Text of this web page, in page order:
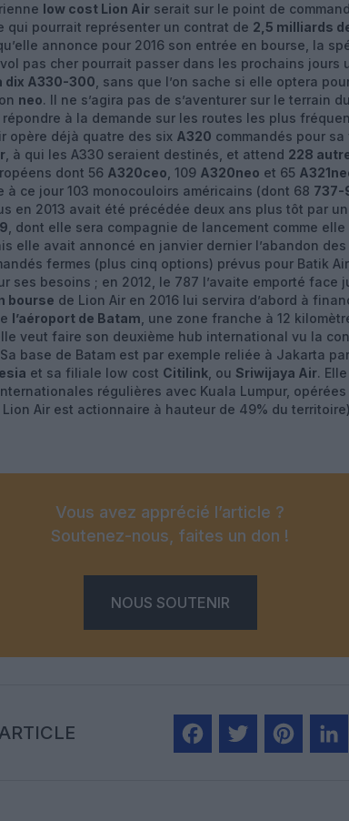
low cost Lion Air serait sur le point de
qui pourrait représenter un contrat de 2,5 milliards
annonce pour 2016 son entrée en bourse, la
pas cher pourrait passer dans les prochains jours
dix A330-300 , sans que l’on sache si elle optera
neo. Il ne s’agira pas de s’aventurer sur le terrain
à la demande sur les routes les plus
opère déjà quatre des six A320 commandés pour
, à qui les A330 seraient destinés, et attend 228
dont 56 A320ceo , 109 A320neo et 65
à ce jour 103 monocouloirs américains (dont 68 737-
en 2013 avait été précédée deux ans plus tôt par
, dont elle sera compagnie de lancement comme
elle avait annoncé en janvier dernier l’abandon
fermes (plus cinq options) prévus pour Batik
ses besoins ; en 2012, le 787 l’avaite emporté face
bourse de Lion Air en 2016 lui servira d’abord à
l’aéroport de Batam , une zone franche à 12
veut faire son deuxième hub international vu la
base de Batam est par exemple reliée à Jakarta
et sa filiale low cost Citilink , ou Sriwijaya Air.
régulières avec Kuala Lumpur, opérées
Lion Air est actionnaire à hauteur de 49% du
Vous avez apprécié l’article ?
Soutenez-nous, faites un don !
NOUS SOUTENIR